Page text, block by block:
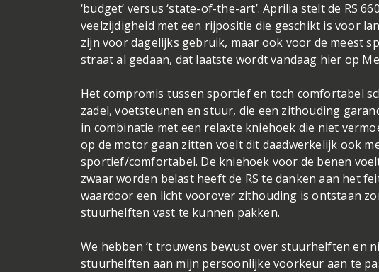
‘budget’ versus ‘state-of-the-art’. Aprilia stelt de RS
veelzijdigheid met een rijpositie die geschikt is voor
zijn voor dagelijks gebruik, maar ook voor de meest
straat al gedaan, dat laatste wordt vandaag hier op
Het compromis tussen sportief en toch comfortabel
zadel, voetsteunen en stuur, die een zithouding
in combinatie met een relaxte kniehoek die niet
op de motor gaan zitten voelt dit daadwerkelijk ook
sportief/comfortabel. De kniehoek voor de benen
zwaar worden belast heeft de RS te danken aan het
waardoor een licht voorover zithouding is ontstaan
stuurhelften vast te kunnen pakken.
We hebben ’t trouwens bewust over stuurhelften en
stuurhelften aan mijn persoonlijke voorkeur aan te